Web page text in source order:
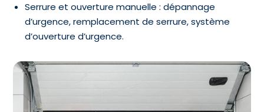
Serrure et ouverture manuelle : dépannage
d’urgence, remplacement de serrure, système
d’ouverture d’urgence.